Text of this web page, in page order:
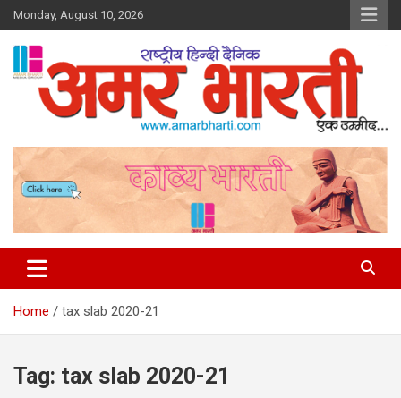
Skip
to
content
Monday, August 10, 2026
Amar Bharti Media Group
Home tax slab 2020-21
Tag: tax slab 2020-21